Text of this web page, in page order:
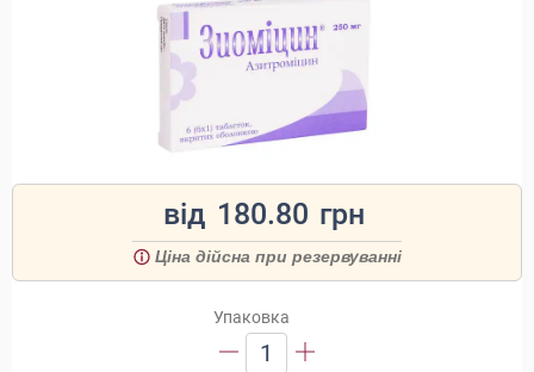
від 180.80 грн
Ціна дійсна при резервуванні
Упаковка
1